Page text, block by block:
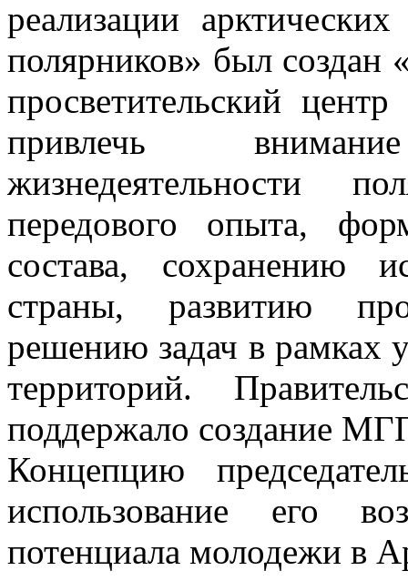
реализации
полярников» был
просветительский
привлечь
жизнедеятельности
передового опыта,
состава, сохранению
страны, развитию
решению задач в рамках
территорий.
поддержало создание
Концепцию
использование его
потенциала молодежи в